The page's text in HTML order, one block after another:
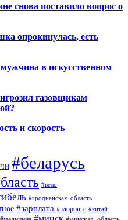
снова поставило вопрос о
опрокинулась, есть
в искусственном
газовщикам
и скорость
#беларусь
#вело
#гродненская_область
#зарплата #здоровье #китай